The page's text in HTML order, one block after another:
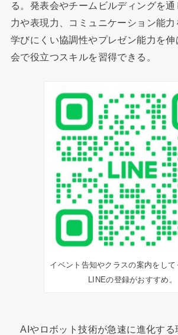
る。発表会やチームビルディングを
力や表現力、コミュニケーション能
学びにくい協調性やプレゼン能力を
会で役立つスキルを習得できる。
イベント告知やクラスの案内をして
LINEの登録がおすすめ。
AIやロボット技術が急速に進化する